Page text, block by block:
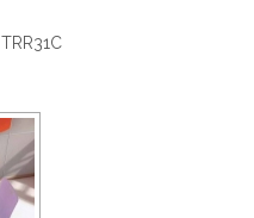
TRR31C